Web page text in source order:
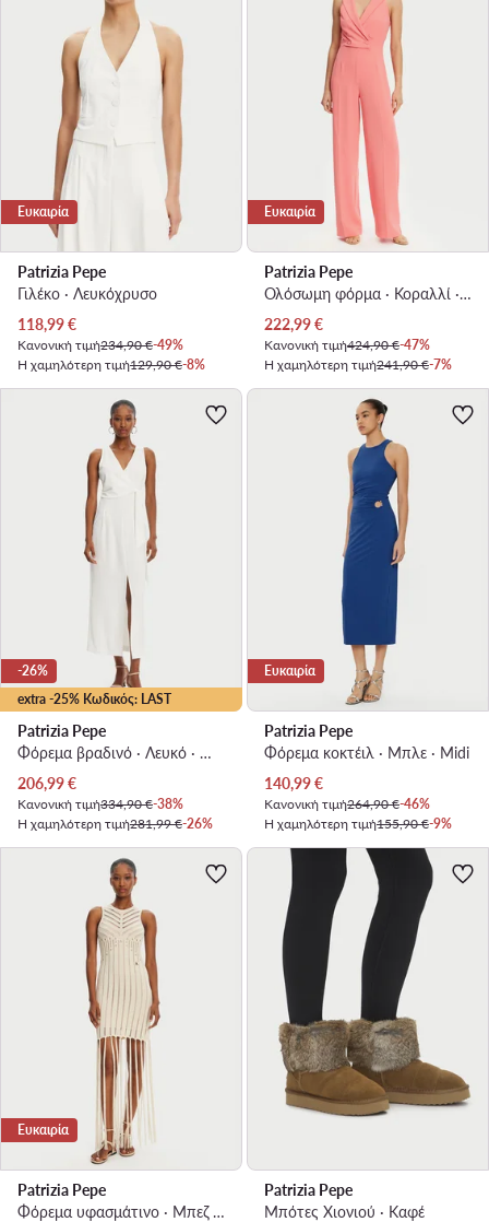
Ευκαιρία
Patrizia Pepe
Γιλέκο · Λευκόχρυσο
Τρέχουσα τιμή
118,99€
Κανονική τιμή234,90 €-49%
Η χαμηλότερη τιμή129,90 €-8%
Ευκαιρία
Patrizia Pepe
Ολόσωμη φόρμα · Κοραλλί · Μακρύ
Τρέχουσα τιμή
222,99€
Κανονική τιμή424,90 €-47%
Η χαμηλότερη τιμή241,90 €-7%
extra -25% Κωδικός: LAST
-26%
Patrizia Pepe
Φόρεμα βραδινό · Λευκό · Maxi, Ασύμμετρο
Τρέχουσα τιμή
206,99€
Κανονική τιμή334,90 €-38%
Η χαμηλότερη τιμή281,99 €-26%
Ευκαιρία
Patrizia Pepe
Φόρεμα κοκτέιλ · Μπλε · Midi
Τρέχουσα τιμή
140,99€
Κανονική τιμή264,90 €-46%
Η χαμηλότερη τιμή155,90 €-9%
Ευκαιρία
Patrizia Pepe
Φόρεμα υφασμάτινο · Μπεζ · Midi
Patrizia Pepe
Μπότες Χιονιού · Καφέ